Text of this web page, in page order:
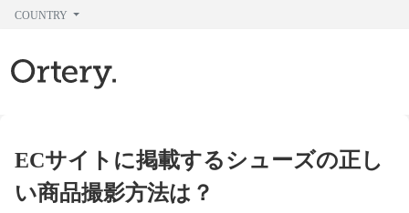
COUNTRY
ECサイトに掲載するシューズの正し
い商品撮影方法は？